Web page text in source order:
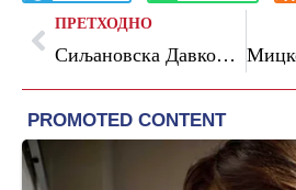
ПРЕТХОДНО
Сиљановска Давкова – Раши: „Земјата е технички подготвена за отворање на преговорите“